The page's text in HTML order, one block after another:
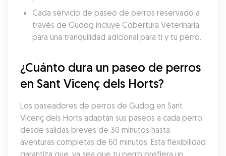
Cada servicio de paseo de perros reservado a
través de Gudog incluye Cobertura Veterinaria,
para una tranquilidad adicional para ti y tu perro.
¿Cuánto dura un paseo de perros
en Sant Vicenç dels Horts?
Los paseadores de perros de Gudog en Sant
Vicenç dels Horts adaptan sus paseos a cada perro,
desde salidas breves de 30 minutos hasta
aventuras completas de 60 minutos. Esta flexibilidad
garantiza que, ya sea que tu perro prefiera un